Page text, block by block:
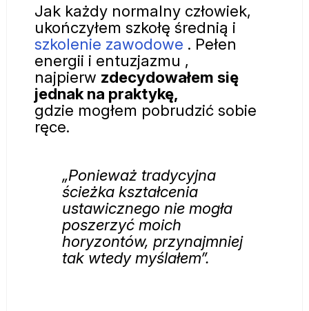
Jak każdy normalny człowiek,
ukończyłem szkołę średnią i
szkolenie zawodowe . Pełen
energii i entuzjazmu ,
najpierw zdecydowałem się
jednak na praktykę,
gdzie mogłem pobrudzić sobie
ręce.
„Ponieważ tradycyjna
ścieżka kształcenia
ustawicznego nie mogła
poszerzyć moich
horyzontów, przynajmniej
tak wtedy myślałem”.